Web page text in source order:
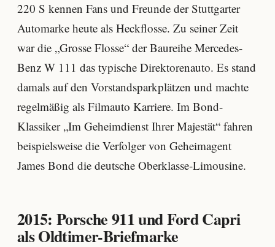
220 S kennen Fans und Freunde der Stuttgarter
Automarke heute als Heckflosse. Zu seiner Zeit
war die „Grosse Flosse“ der Baureihe Mercedes-
Benz W 111 das typische Direktorenauto. Es stand
damals auf den Vorstandsparkplätzen und machte
regelmäßig als Filmauto Karriere. Im Bond-
Klassiker „Im Geheimdienst Ihrer Majestät“ fahren
beispielsweise die Verfolger von Geheimagent
James Bond die deutsche Oberklasse-Limousine.
2015: Porsche 911 und Ford Capri
als Oldtimer-Briefmarke